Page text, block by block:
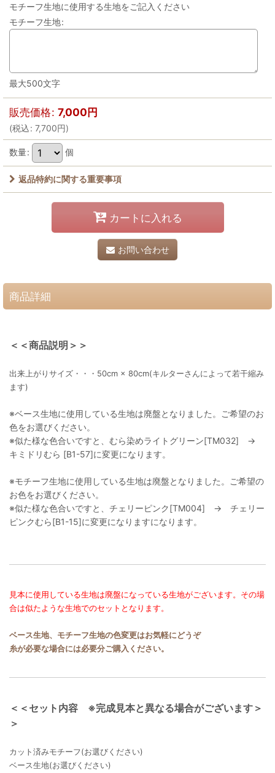
モチーフ生地に使用する生地をご記入ください
モチーフ生地:
最大500文字
販売価格: 7,000円
(税込: 7,700円)
数量: 個
返品特約に関する重要事項
カートに入れる
お問い合わせ
商品詳細
＜＜商品説明＞＞
出来上がりサイズ・・・50cm × 80cm(キルターさんによって若干縮み
ます)
※ベース生地に使用している生地は廃盤となりました。ご希望のお
色をお選びください。
※似た様な色合いですと、むら染めライトグリーン[TM032] →
キミドリむら [B1-57]に変更になります。
※モチーフ生地に使用している生地は廃盤となりました。ご希望の
お色をお選びください。
※似た様な色合いですと、チェリーピンク[TM004] → チェリー
ピンクむら[B1-15]に変更になりますになります。
見本に使用している生地は廃盤になっている生地がございます。その場
合は似たような生地でのセットとなります。
ベース生地、モチーフ生地の色変更はお気軽にどうぞ
糸が必要な場合には必要分ご購入ください。
＜＜セット内容 ※完成見本と異なる場合がございます＞
＞
カット済みモチーフ(お選びください)
ベース生地(お選びください)